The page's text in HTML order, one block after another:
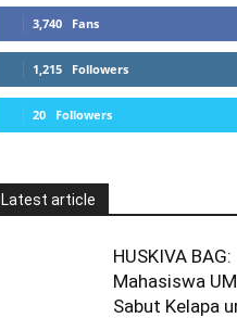
3,740 Fans
1,215 Followers
20 Followers
Latest article
HUSKIVA
Mahasiswa
Sabut Kelapa